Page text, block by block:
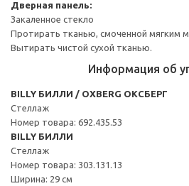
Дверная панель:
Закаленное стекло
Протирать тканью, смоченной мягким
Вытирать чистой сухой тканью.
Информация об
BILLY БИЛЛИ / OXBERG ОКСБЕРГ
Стеллаж
Номер товара: 692.435.53
BILLY БИЛЛИ
Стеллаж
Номер товара: 303.131.13
Ширина: 29 см